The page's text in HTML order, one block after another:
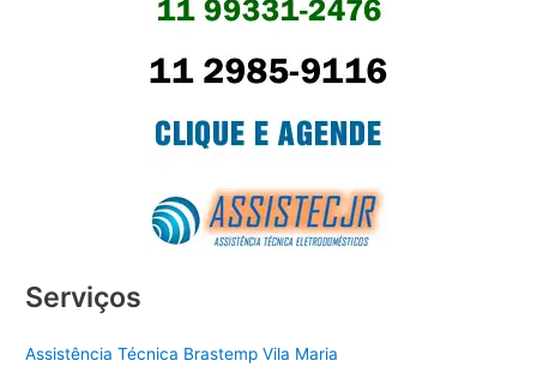
Serviços
Assistência Técnica Brastemp Vila Maria